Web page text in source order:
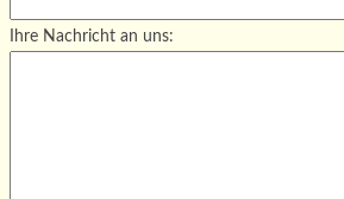
Ihre Nachricht an uns: